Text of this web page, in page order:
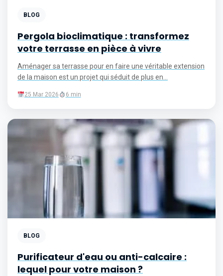
BLOG
Pergola bioclimatique : transformez
votre terrasse en pièce à vivre
Aménager sa terrasse pour en faire une véritable extension
de la maison est un projet qui séduit de plus en...
25 Mar 2026 6 min
BLOG
Purificateur d'eau ou anti-calcaire :
lequel pour votre maison ?